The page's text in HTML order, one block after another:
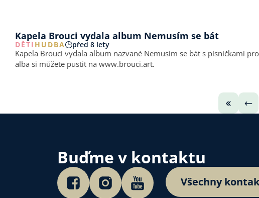
Kapela Brouci vydala album Nemusím se bát
DĚTI HUDBA před 8 lety
Kapela Brouci vydala album nazvané Nemusím se bát s písničkami
alba si můžete pustit na www.brouci.art.
Buďme v kontaktu
Všechny